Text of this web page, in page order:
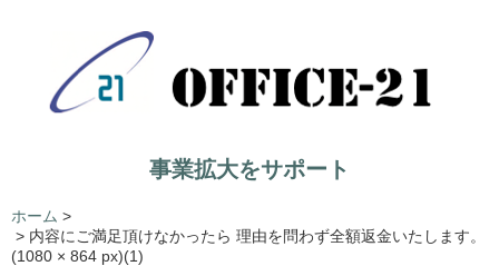
事業拡大をサポート
ホーム >
> 内容にご満足頂けなかったら 理由を問わず全額返金いたします。
(1080 × 864 px)(1)